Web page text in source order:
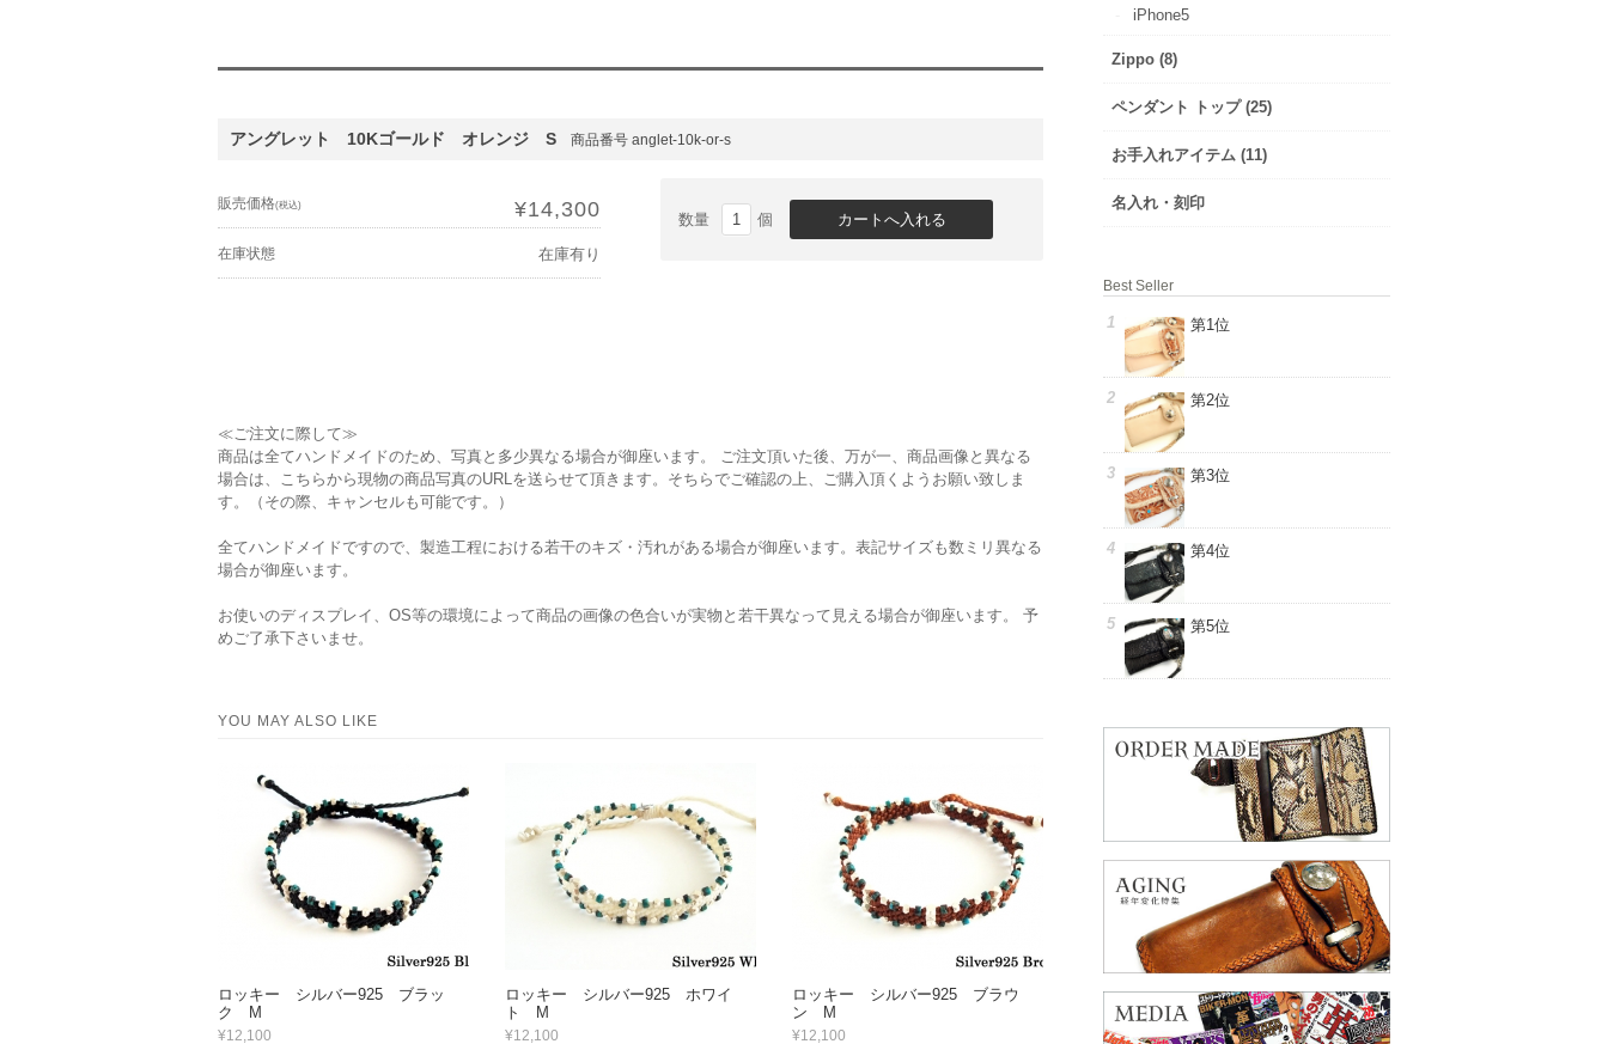
アングレット 10Kゴールド オレンジ S 商品番号 anglet-10k-or-s
販売価格(税込) ¥14,300
在庫状態 在庫有り
数量 個
≪ご注文に際して≫
商品は全てハンドメイドのため、写真と多少異なる場合が御座います。 ご注文頂いた後、万が一、商品画像と異なる
場合は、こちらから現物の商品写真のURLを送らせて頂きます。そちらでご確認の上、ご購入頂くようお願い致しま
す。（その際、キャンセルも可能です。）
全てハンドメイドですので、製造工程における若干のキズ・汚れがある場合が御座います。表記サイズも数ミリ異なる
場合が御座います。
お使いのディスプレイ、OS等の環境によって商品の画像の色合いが実物と若干異なって見える場合が御座います。 予
めご了承下さいませ。
YOU MAY ALSO LIKE
ロッキー シルバー925 ブラッ
ク M
¥12,100
ロッキー シルバー925 ホワイ
ト M
¥12,100
ロッキー シルバー925 ブラウ
ン M
¥12,100
iPhone5
Zippo (8)
ペンダント トップ (25)
お手入れアイテム (11)
名入れ・刻印
Best Seller
第1位
第2位
第3位
第4位
第5位